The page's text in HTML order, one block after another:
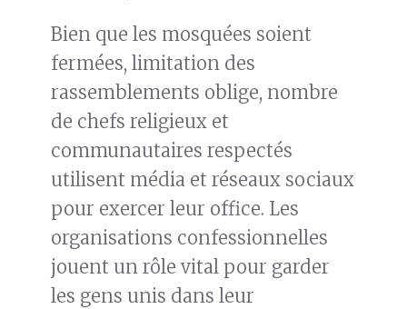
Bien que les mosquées soient
fermées, limitation des
rassemblements oblige, nombre
de chefs religieux et
communautaires respectés
utilisent média et réseaux sociaux
pour exercer leur office. Les
organisations confessionnelles
jouent un rôle vital pour garder
les gens unis dans leur